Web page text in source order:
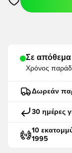
Ανοίγει ένα
Σε απόθεμα
Χρόνος
Δωρεάν
30 ημέρες
10
1995